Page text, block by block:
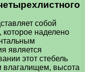
собой
которое наделено
является
этот стебель
влагалищем, высота